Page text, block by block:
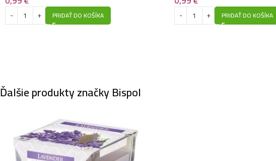
PRIDAŤ DO KOŠÍKA PRIDAŤ DO KOŠÍKA
Ďalšie produkty značky Bispol